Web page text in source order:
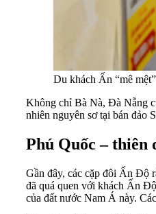
Du khách Ấn “mê
Không chỉ Bà Nà, Đà Nẵng
nhiên nguyên sơ tại bán đảo
Phú Quốc –
Gần đây, các cặp đôi Ấn Độ
đã quá quen với khách Ấn
của đất nước Nam Á này.